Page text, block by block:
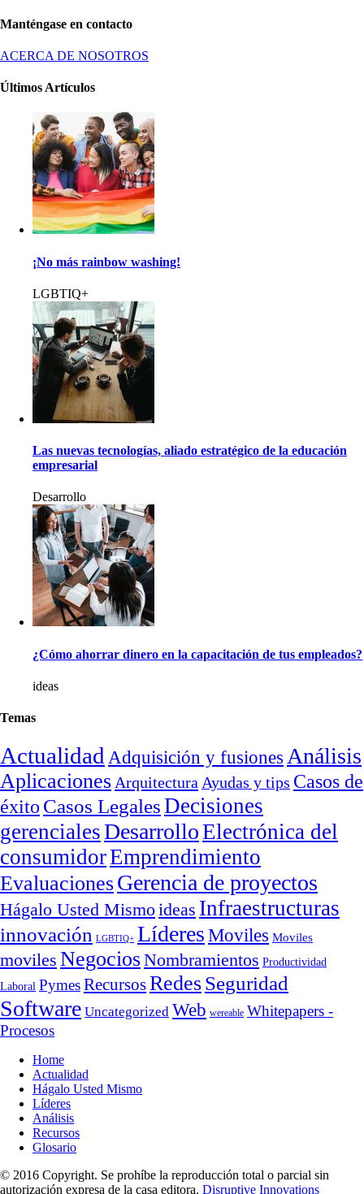
Manténgase en contacto
ACERCA DE NOSOTROS
Últimos Artículos
¡No más rainbow washing!
LGBTIQ+
Las nuevas tecnologías, aliado estratégico de la educación
empresarial
Desarrollo
¿Cómo ahorrar dinero en la capacitación de tus empleados?
ideas
Temas
ActualidadAdquisición y fusionesAnálisis
AplicacionesArquitecturaAyudas y tips Casos de
éxito Casos LegalesDecisiones
gerencialesDesarrolloElectrónica del
consumidorEmprendimiento
EvaluacionesGerencia de proyectos
Hágalo Usted Mismoideas Infraestructuras
innovación LGBTIQ+ LíderesMoviles Moviles
moviles NegociosNombramientos Productividad
Laboral PymesRecursosRedesSeguridad
Software Uncategorized Web wereable Whitepapers -
Procesos
Home
Actualidad
Hágalo Usted Mismo
Líderes
Análisis
Recursos
Glosario
© 2016 Copyright. Se prohíbe la reproducción total o parcial sin
autorización expresa de la casa editora. Disruptive Innovations